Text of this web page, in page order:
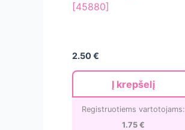
[45880]
2.50€
Į krepšelį
Registruotiems vartotojams:
1.75€